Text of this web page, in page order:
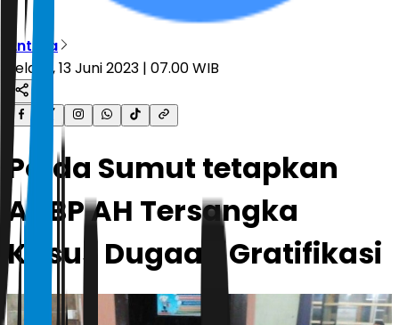
Antara
Selasa, 13 Juni 2023 | 07.00 WIB
Polda Sumut tetapkan
AKBP AH Tersangka
Kasus Dugaan Gratifikasi